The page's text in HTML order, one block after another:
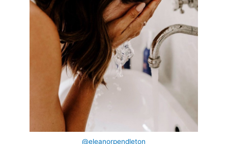
@eleanorpendleton